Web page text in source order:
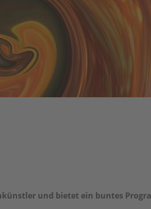
und bietet ein buntes